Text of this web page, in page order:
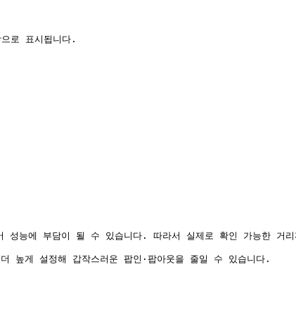
로 표시됩니다.
능에 부담이 될 수 있습니다. 따라서 실제로 확인 가능한 거
높게 설정해 갑작스러운 팝인·팝아웃을 줄일 수 있습니다.